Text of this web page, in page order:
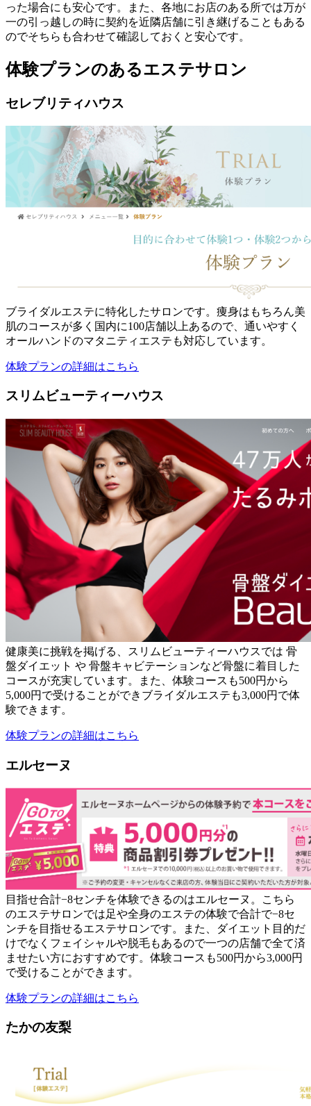
った場合にも安心です。また、各地にお店のある所では万が
一の引っ越しの時に契約を近隣店舗に引き継げることもある
のでそちらも合わせて確認しておくと安心です。
体験プランのあるエステサロン
セレブリティハウス
ブライダルエステに特化したサロンです。痩身はもちろん美
肌のコースが多く国内に100店舗以上あるので、通いやすく
オールハンドのマタニティエステも対応しています。
体験プランの詳細はこちら
スリムビューティーハウス
健康美に挑戦を掲げる、スリムビューティーハウスでは 骨
盤ダイエット や 骨盤キャビテーションなど骨盤に着目した
コースが充実しています。また、体験コースも500円から
5,000円で受けることができブライダルエステも3,000円で体
験できます。
体験プランの詳細はこちら
エルセーヌ
目指せ合計−8センチを体験できるのはエルセーヌ。こちら
のエステサロンでは足や全身のエステの体験で合計で−8セ
ンチを目指せるエステサロンです。また、ダイエット目的だ
けでなくフェイシャルや脱毛もあるので一つの店舗で全て済
ませたい方におすすめです。体験コースも500円から3,000円
で受けることができます。
体験プランの詳細はこちら
たかの友梨